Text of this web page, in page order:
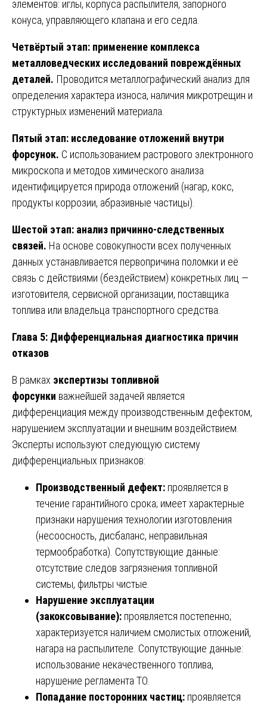
элементов: иглы, корпуса распылителя, запорного
конуса, управляющего клапана и его седла.
Четвёртый этап: применение комплекса
металловедческих исследований повреждённых
деталей. Проводится металлографический анализ для
определения характера износа, наличия микротрещин и
структурных изменений материала.
Пятый этап: исследование отложений внутри
форсунок. С использованием растрового электронного
микроскопа и методов химического анализа
идентифицируется природа отложений (нагар, кокс,
продукты коррозии, абразивные частицы).
Шестой этап: анализ причинно-следственных
связей. На основе совокупности всех полученных
данных устанавливается первопричина поломки и её
связь с действиями (бездействием) конкретных лиц —
изготовителя, сервисной организации, поставщика
топлива или владельца транспортного средства.
Глава 5: Дифференциальная диагностика причин
отказов
В рамках экспертизы топливной
форсунки важнейшей задачей является
дифференциация между производственным дефектом,
нарушением эксплуатации и внешним воздействием.
Эксперты используют следующую систему
дифференциальных признаков:
Производственный дефект: проявляется в
течение гарантийного срока; имеет характерные
признаки нарушения технологии изготовления
(несоосность, дисбаланс, неправильная
термообработка). Сопутствующие данные:
отсутствие следов загрязнения топливной
системы, фильтры чистые.
Нарушение эксплуатации
(закоксовывание): проявляется постепенно;
характеризуется наличием смолистых отложений,
нагара на распылителе. Сопутствующие данные:
использование некачественного топлива,
нарушение регламента ТО.
Попадание посторонних частиц: проявляется